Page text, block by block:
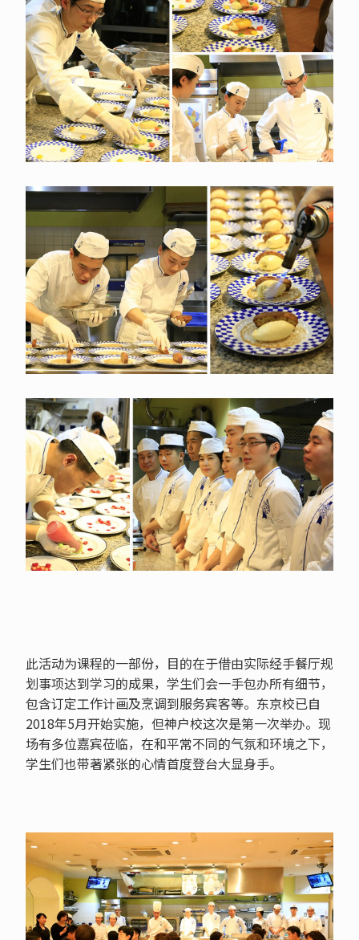
此活动为课程的一部份，目的在于借由实际经手餐厅规
划事项达到学习的成果，学生们会一手包办所有细节，
包含订定工作计画及烹调到服务宾客等。东京校已自
2018年5月开始实施，但神户校这次是第一次举办。现
场有多位嘉宾莅临，在和平常不同的气氛和环境之下，
学生们也带著紧张的心情首度登台大显身手。